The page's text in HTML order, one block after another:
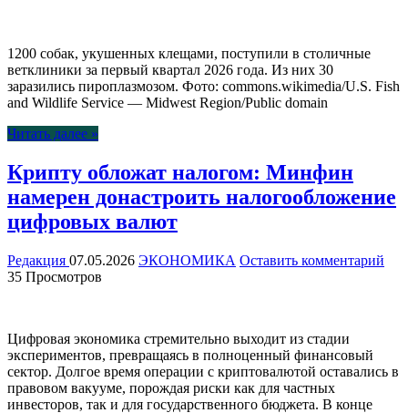
1200 собак, укушенных клещами, поступили в столичные
ветклиники за первый квартал 2026 года. Из них 30
заразились пироплазмозом. Фото: commons.wikimedia/U.S. Fish
and Wildlife Service — Midwest Region/Public domain
Читать далее »
Крипту обложат налогом: Минфин
намерен донастроить налогообложение
цифровых валют
Редакция 07.05.2026 ЭКОНОМИКА Оставить комментарий
35 Просмотров
Цифровая экономика стремительно выходит из стадии
экспериментов, превращаясь в полноценный финансовый
сектор. Долгое время операции с криптовалютой оставались в
правовом вакууме, порождая риски как для частных
инвесторов, так и для государственного бюджета. В конце